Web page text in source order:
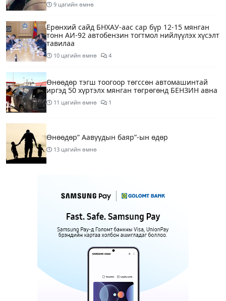
9 цагийн өмнө
Ерөнхий сайд БНХАУ-аас сар бүр 12-15 мянган
тонн АИ-92 автобензин тогтмол нийлүүлэх хүсэлт
тавилаа
10 цагийн өмнө 4
Өнөөдөр тэгш тоогоор төгссөн автомашинтай
иргэд 50 хүртэлх мянган төгрөгөнд БЕНЗИН авна
11 цагийн өмнө 1
Өнөөдөр” Аавуудын баяр”-ын өдөр
13 цагийн өмнө
Улаанбаатарт 31 хэм дулаан байна
15 цагийн өмнө
МАРГААШ: Улаанбаатарт 31 хэм дулаан байна
1 өдрийн өмнө
Шатахуун дамлан борлуулсан хоёр зөрчлийг
илрүүлэн шалгаж байна